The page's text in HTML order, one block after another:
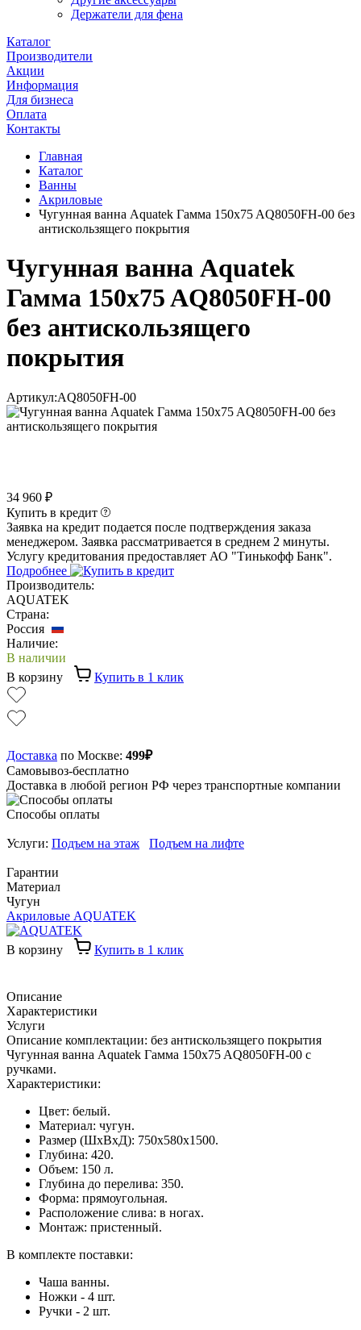
Держатели для фена
Каталог
Производители
Акции
Информация
Для бизнеса
Оплата
Контакты
Главная
Каталог
Ванны
Акриловые
Чугунная ванна Aquatek Гамма 150x75 AQ8050FH-00 без
антискользящего покрытия
Чугунная ванна Aquatek
Гамма 150x75 AQ8050FH-00
без антискользящего
покрытия
Артикул:AQ8050FH-00
34 960 ₽
Купить в кредит
Заявка на кредит подается после подтверждения заказа
менеджером. Заявка рассматривается в среднем 2 минуты.
Услугу кредитования предоставляет АО "Тинькофф Банк".
Подробнее
Производитель:
AQUATEK
Страна:
Россия
Наличие:
В наличии
В корзину
Купить в 1 клик
Доставка по Москве: 499₽
Самовывоз-бесплатно
Доставка в любой регион РФ через транспортные компании
Способы оплаты
Услуги: Подъем на этаж Подъем на лифте
Гарантии
Материал
Чугун
Акриловые AQUATEK
В корзину Купить в 1 клик
Описание
Характеристики
Услуги
Описание комплектации: без антискользящего покрытия
Чугунная ванна Aquatek Гамма 150x75 AQ8050FH-00 с
ручками.
Характеристики:
Цвет: белый.
Материал: чугун.
Размер (ШхВхД): 750х580x1500.
Глубина: 420.
Объем: 150 л.
Глубина до перелива: 350.
Форма: прямоугольная.
Расположение слива: в ногах.
Монтаж: пристенный.
В комплекте поставки:
Чаша ванны.
Ножки - 4 шт.
Ручки - 2 шт.